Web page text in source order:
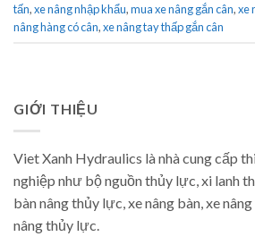
tấn,xe nâng nhập khẩu,mua xe nâng gắn cân,xe
nâng hàng có cân,xe nâng tay thấp gắn cân
GIỚI THIỆU
Viet Xanh Hydraulics là nhà cung cấp
nghiệp như bộ nguồn thủy lực, xi lanh
bàn nâng thủy lực, xe nâng bàn, xe
nâng thủy lực.